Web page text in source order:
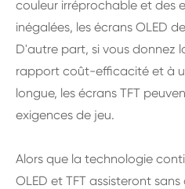
couleur irréprochable et des
inégalées, les écrans OLED
D'autre part, si vous donnez
rapport coût-efficacité et à
longue, les écrans TFT
exigences de jeu.
Alors que la technologie
OLED et TFT assisteront